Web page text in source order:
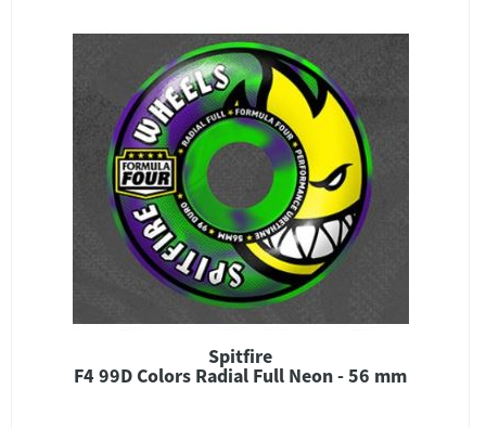
Spitfire
F4 99D Colors Radial Full Neon - 56 mm